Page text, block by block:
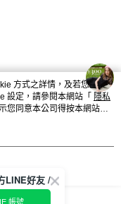
方式之詳情，及若您不希
設定，請參閱本網站「 隱私
您同意本公司得按本網站使
LINE好友 /
帳號